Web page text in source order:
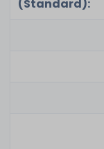
(Standard):